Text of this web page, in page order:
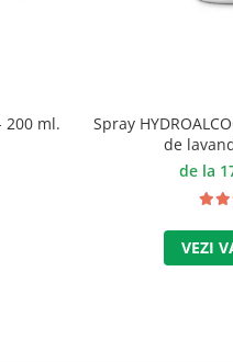
200 ml.
Spray
de
de la
VEZI